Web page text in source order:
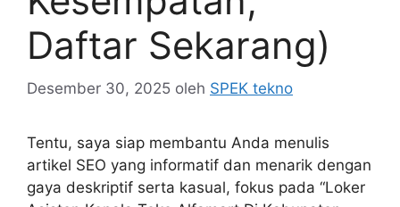
Daftar Sekarang)
Desember 30, 2025 oleh SPEK tekno
Tentu, saya siap membantu Anda menulis
artikel SEO yang informatif dan menarik dengan
gaya deskriptif serta kasual, fokus pada “Loker